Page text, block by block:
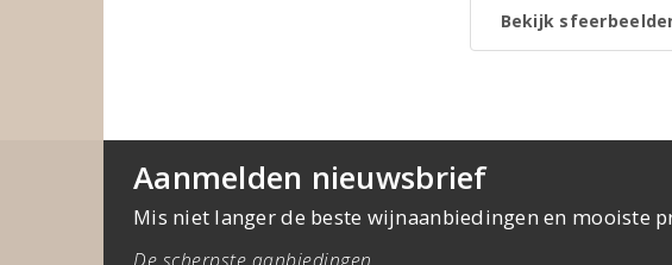
Bekijk
Aanmelden nieuwsbrief
Mis niet langer de beste wijnaanbiedingen en mooiste
De scherpste aanbiedingen